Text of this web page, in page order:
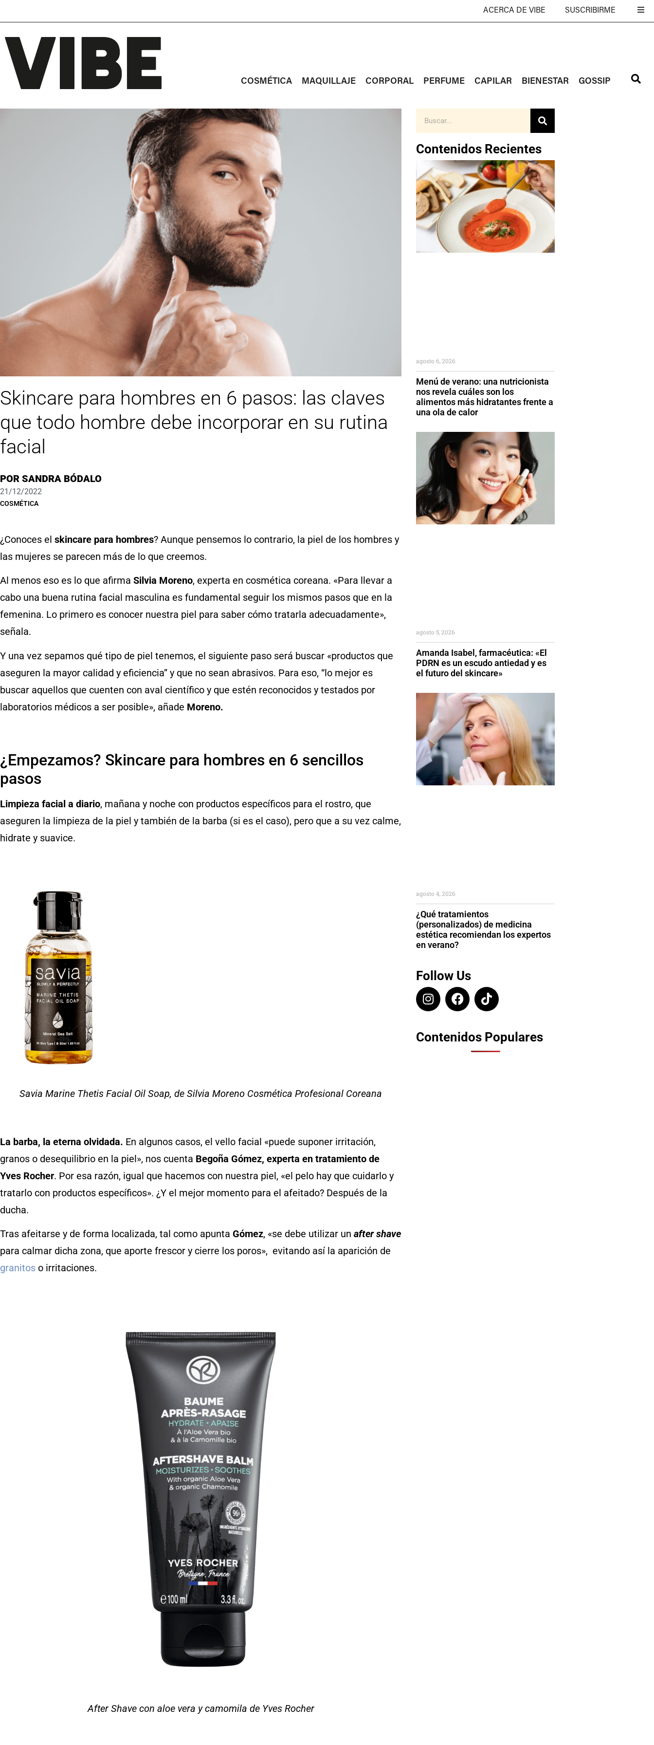
ACERCA DE VIBE SUSCRIBIRME
COSMÉTICA MAQUILLAJE CORPORAL PERFUME CAPILAR BIENESTAR GOSSIP
Skincare para hombres en 6 pasos: las claves
que todo hombre debe incorporar en su rutina
facial
POR SANDRA BÓDALO
21/12/2022
COSMÉTICA
¿Conoces el skincare para hombres? Aunque pensemos lo contrario, la piel de los hombres y
las mujeres se parecen más de lo que creemos.
Al menos eso es lo que afirma Silvia Moreno, experta en cosmética coreana. «Para llevar a
cabo una buena rutina facial masculina es fundamental seguir los mismos pasos que en la
femenina. Lo primero es conocer nuestra piel para saber cómo tratarla adecuadamente»,
señala.
Y una vez sepamos qué tipo de piel tenemos, el siguiente paso será buscar «productos que
aseguren la mayor calidad y eficiencia” y que no sean abrasivos. Para eso, “lo mejor es
buscar aquellos que cuenten con aval científico y que estén reconocidos y testados por
laboratorios médicos a ser posible», añade Moreno.
¿Empezamos? Skincare para hombres en 6 sencillos
pasos
Limpieza facial a diario, mañana y noche con productos específicos para el rostro, que
aseguren la limpieza de la piel y también de la barba (si es el caso), pero que a su vez calme,
hidrate y suavice.
Savia Marine Thetis Facial Oil Soap, de Silvia Moreno Cosmética Profesional Coreana
La barba, la eterna olvidada. En algunos casos, el vello facial «puede suponer irritación,
granos o desequilibrio en la piel», nos cuenta Begoña Gómez, experta en tratamiento de
Yves Rocher. Por esa razón, igual que hacemos con nuestra piel, «el pelo hay que cuidarlo y
tratarlo con productos específicos». ¿Y el mejor momento para el afeitado? Después de la
ducha.
Tras afeitarse y de forma localizada, tal como apunta Gómez, «se debe utilizar un after shave
para calmar dicha zona, que aporte frescor y cierre los poros», evitando así la aparición de
granitos o irritaciones.
After Shave con aloe vera y camomila de Yves Rocher
Contenidos Recientes
Menú de verano: una nutricionista
nos revela cuáles son los
alimentos más hidratantes frente a
una ola de calor
agosto 6, 2026
Amanda Isabel, farmacéutica: «El
PDRN es un escudo antiedad y es
el futuro del skincare»
agosto 5, 2026
¿Qué tratamientos
(personalizados) de medicina
estética recomiendan los expertos
en verano?
agosto 4, 2026
Follow Us
Contenidos Populares